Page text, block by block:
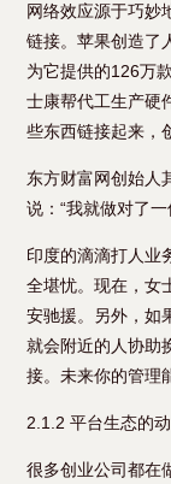
网络效应源于巧妙
链接。苹果创造了
为它提供的126万
士康帮代工生产硬
些东西链接起来，
东方财富网创始人
说：“我就做对了
印度的滴滴打人业
全堪忧。现在，女
安驰援。另外，如
就会附近的人协助
接。未来你的管理
2.1.2 平台生态的
很多创业公司都在